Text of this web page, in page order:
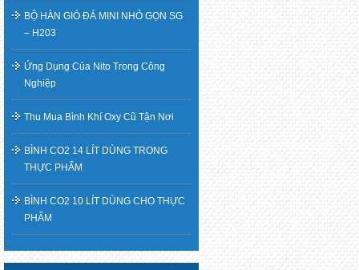
BỘ HÀN GIÓ ĐÁ MINI NHỎ GỌN SG
– H203
Ứng Dụng Của Nito Trong Công
Nghiệp
Thu Mua Bình Khí Oxy Cũ Tận Nơi
BÌNH CO2 14 LÍT DÙNG TRONG
THỰC PHẨM
BÌNH CO2 10 LÍT DÙNG CHO THỰC
PHẨM